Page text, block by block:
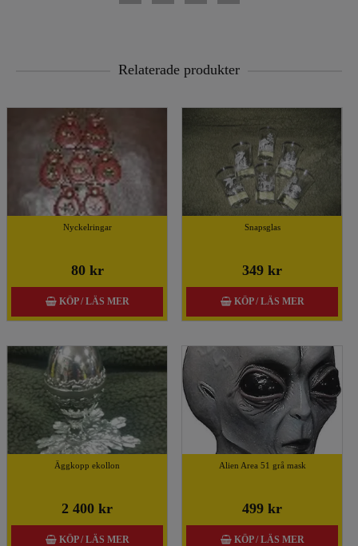
Relaterade produkter
Nyckelringar
80 kr
KÖP / LÄS MER
Snapsglas
349 kr
KÖP / LÄS MER
Äggkopp ekollon
2 400 kr
KÖP / LÄS MER
Alien Area 51 grå mask
499 kr
KÖP / LÄS MER